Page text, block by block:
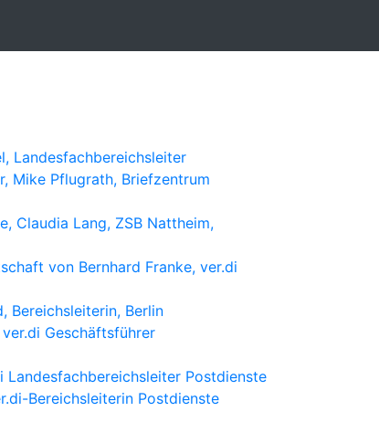
Landesfachbereichsleiter
Mike Pflugrath, Briefzentrum
Claudia Lang, ZSB Nattheim,
von Bernhard Franke, ver.di
Bereichsleiterin, Berlin
Geschäftsführer
Landesfachbereichsleiter Postdienste
Bereichsleiterin Postdienste